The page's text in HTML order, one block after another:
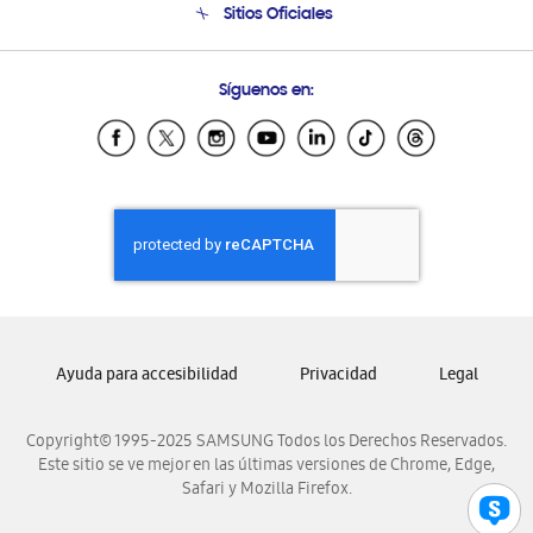
Condiciones de Compra
Soporte vía eMail
Sitios Oficiales
Samsung Ecuador
Samsung El Salvador
Samsung Honduras
Samsung Nicaragua
Samsung Panamá
Samsung Venezuela
Síguenos en:
Copyright© 1995-2025 SAMSUNG Todos los Derechos Reservados.
Este sitio se ve mejor en las últimas versiones de Chrome, Edge,
Safari y Mozilla Firefox.
Ayuda para accesibilidad Privacidad Legal